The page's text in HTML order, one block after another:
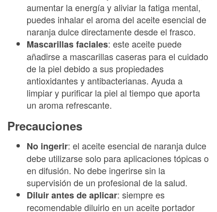
aumentar la energía y aliviar la fatiga mental,
puedes inhalar el aroma del aceite esencial de
naranja dulce directamente desde el frasco.
Mascarillas faciales: este aceite puede
añadirse a mascarillas caseras para el cuidado
de la piel debido a sus propiedades
antioxidantes y antibacterianas. Ayuda a
limpiar y purificar la piel al tiempo que aporta
un aroma refrescante.
Precauciones
No ingerir: el aceite esencial de naranja dulce
debe utilizarse solo para aplicaciones tópicas o
en difusión. No debe ingerirse sin la
supervisión de un profesional de la salud.
Diluir antes de aplicar: siempre es
recomendable diluirlo en un aceite portador